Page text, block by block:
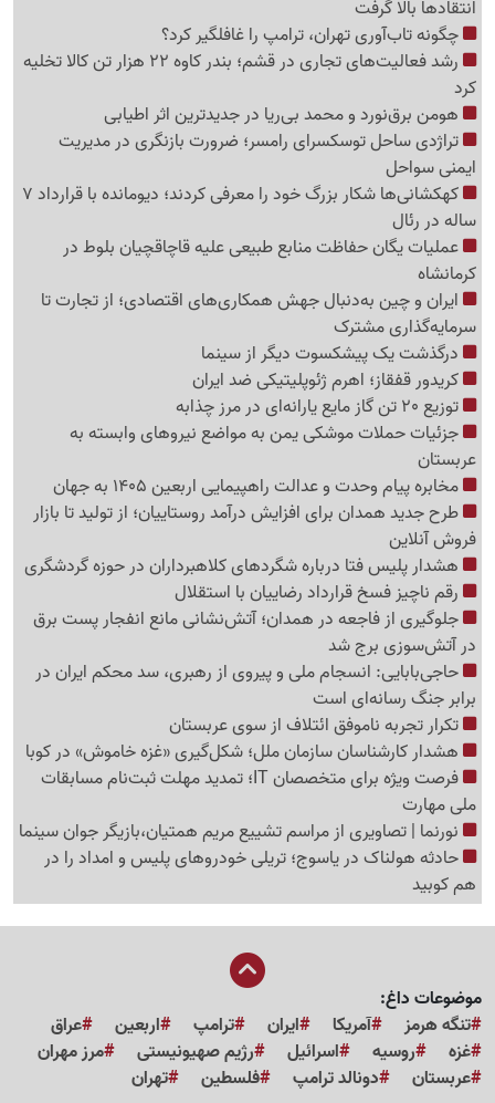
انتقادها بالا گرفت
چگونه تاب‌آوری تهران، ترامپ را غافلگیر کرد؟
رشد فعالیت‌های تجاری در قشم؛ بندر کاوه 22 هزار تن کالا تخلیه
کرد
هومن برق‌نورد و محمد بی‌ریا در جدیدترین اثر اطیابی
تراژدی ساحل توسکسرای رامسر؛ ضرورت بازنگری در مدیریت
ایمنی سواحل
کهکشانی‌ها شکار بزرگ خود را معرفی کردند؛ دیومانده با قرارداد 7
ساله در رئال
عملیات یگان حفاظت منابع طبیعی علیه قاچاقچیان بلوط در
کرمانشاه
ایران و چین به‌دنبال جهش همکاری‌های اقتصادی؛ از تجارت تا
سرمایه‌گذاری مشترک
درگذشت یک پیشکسوت دیگر از سینما
کریدور قفقاز؛ اهرم ژئوپلیتیکی ضد ایران
توزیع 20 تن گاز مایع یارانه‌ای در مرز چذابه
جزئیات حملات موشکی یمن به مواضع نیروهای وابسته به
عربستان
مخابره پیام وحدت و عدالت راهپیمایی اربعین 1405 به جهان
طرح جدید همدان برای افزایش درآمد روستاییان؛ از تولید تا بازار
فروش آنلاین
هشدار پلیس فتا درباره شگردهای کلاهبرداران در حوزه گردشگری
رقم ناچیز فسخ قرارداد رضاییان با استقلال
جلوگیری از فاجعه در همدان؛ آتش‌نشانی مانع انفجار پست برق
در آتش‌سوزی برج شد
حاجی‌بابایی: انسجام ملی و پیروی از رهبری، سد محکم ایران در
برابر جنگ رسانه‌ای است
تکرار تجربه ناموفق ائتلاف از سوی عربستان
هشدار کارشناسان سازمان ملل؛ شکل‌گیری «غزه‌ خاموش» در کوبا
فرصت ویژه برای متخصصان IT؛ تمدید مهلت ثبت‌نام مسابقات
ملی مهارت
نورنما | تصاویری از مراسم تشییع مریم همتیان،بازیگر جوان سینما
حادثه هولناک در یاسوج؛ تریلی خودروهای پلیس و امداد را در
هم کوبید
موضوعات داغ:
تنگه هرمز
آمریکا ایران ترامپ اربعین
عراق
غزه
روسیه اسرائیل رژیم صهیونیستی
مرز مهران
عربستان
دونالد ترامپ فلسطین تهران